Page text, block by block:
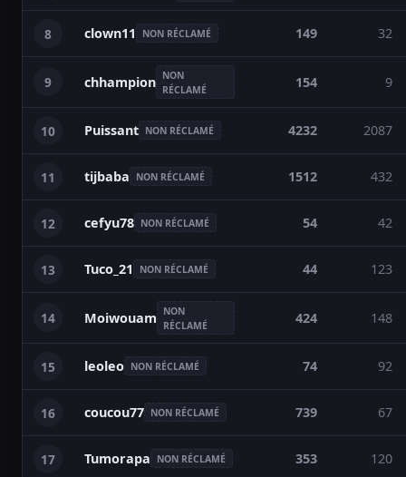
8 clown11 NON RÉCLAMÉ 149 32
9 chhampion NON
RÉCLAMÉ
154 9
10 Puissant NON RÉCLAMÉ 4232 2087
11 tijbaba NON RÉCLAMÉ 1512 432
12 cefyu78 NON RÉCLAMÉ 54 42
13 Tuco_21 NON RÉCLAMÉ 44 123
14 Moiwouam
NON
RÉCLAMÉ
424 148
15 leoleo NON RÉCLAMÉ 74 92
16 coucou77 NON RÉCLAMÉ 739 67
17 Tumorapa NON RÉCLAMÉ 353 120